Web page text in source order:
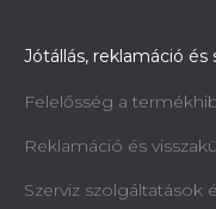
Jótállás, reklamáció és
Felelősség a
Reklamáció és
Szerviz szolgáltatások